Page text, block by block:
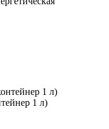
1 л)